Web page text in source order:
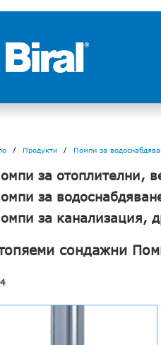
Продукти Помпи за
за отоплителни,
за
за канализация,
сондажни